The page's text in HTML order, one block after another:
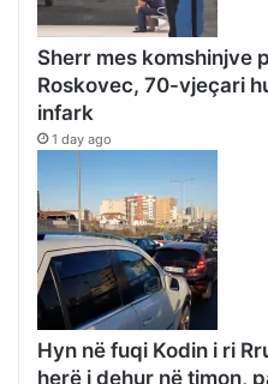
Sherr mes komshinjve
Roskovec, 70-vjeçari
infark
1 day ago
Hyn në fuqi Kodin i ri
herë i dehur në timon,